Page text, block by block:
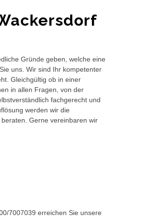
Gründe geben, welche eine
uns. Wir sind Ihr kompetenter
Gleichgültig ob in einer
in allen Fragen, von der
fachgerecht und
werden wir die
Gerne vereinbaren wir
7007039 erreichen Sie unsere